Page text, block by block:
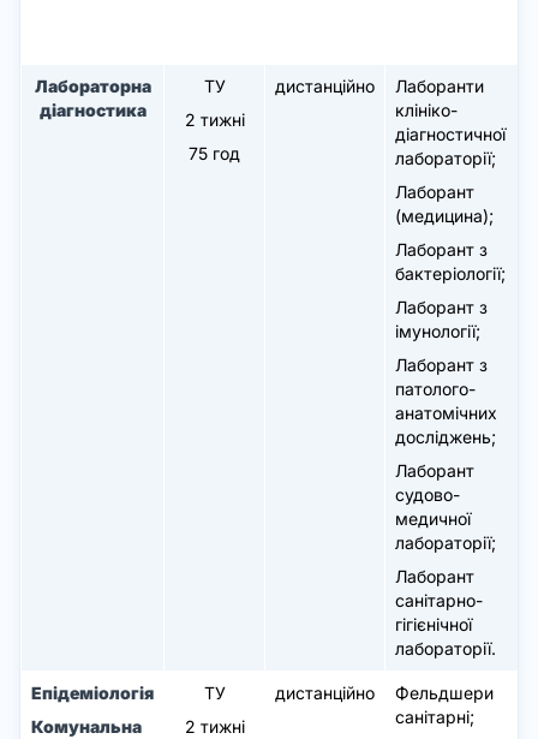
Лабораторна
діагностика
ТУ
2 тижні
75 год
дистанційно
Лаборанти
клініко-
діагностичної
лабораторії;
Лаборант
(медицина);
Лаборант з
бактеріології;
Лаборант з
імунології;
Лаборант з
патолого-
анатомічних
досліджень;
Лаборант
судово-
медичної
лабораторії;
Лаборант
санітарно-
гігієнічної
лабораторії.
Епідеміологія
Комунальна
ТУ
2 тижні
дистанційно
Фельдшери
санітарні;